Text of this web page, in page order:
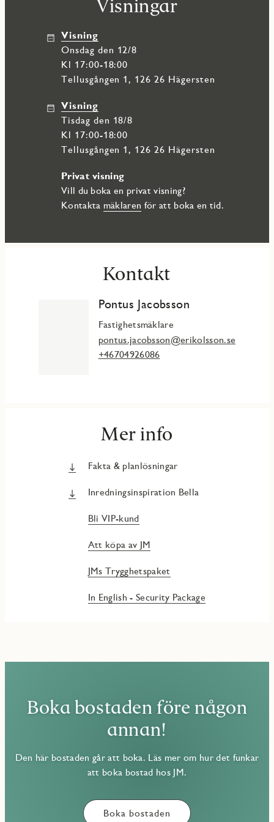
Det här är helt enkelt ett område för dig som vill kombinera
med allt inom räckhåll.
Visningar
Visning
onsdag den 12/8
Kl 17:00-18:00
Tellusgången 1, 126 26 Hägersten
Visning
tisdag den 18/8
Kl 17:00-18:00
Tellusgången 1, 126 26 Hägersten
Privat visning
Vill du boka en privat visning?
Kontakta mäklaren för att boka en tid.
Kontakt
Pontus Jacobsson
Fastighetsmäklare
pontus.jacobsson@erikolsson.se
+46704926086
Mer info
Fakta & planlösningar
Inredningsinspiration Bella
Bli VIP-kund
Att köpa av JM
JMs Trygghetspaket
In English - Security Package
Boka bostaden före någon
annan!
Den här bostaden går att boka. Läs mer om hur det funkar
att boka bostad hos JM.
Boka bostaden